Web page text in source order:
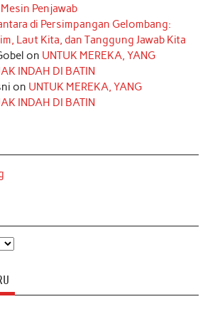
Penjawab
di Persimpangan Gelombang:
Laut Kita, dan Tanggung Jawab Kita
on UNTUK MEREKA, YANG
INDAH DI BATIN
on UNTUK MEREKA, YANG
INDAH DI BATIN